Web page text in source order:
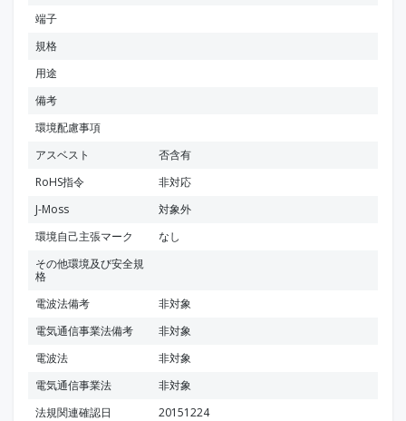
端子
規格
用途
備考
環境配慮事項
アスベスト
否含有
RoHS指令
非対応
J-Moss
対象外
環境自己主張マーク
なし
その他環境及び安全規
格
電波法備考
非対象
電気通信事業法備考
非対象
電波法
非対象
電気通信事業法
非対象
法規関連確認日
20151224